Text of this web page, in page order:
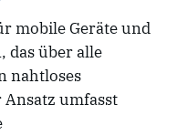
mobile Geräte und
das über alle
nahtloses
umfasst